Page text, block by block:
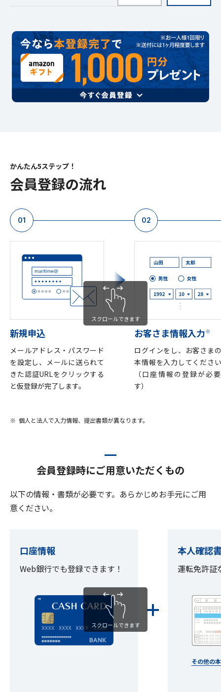
かんたん5ステップ！
会員登録の流れ
01
新規申込
メールアドレス・パスワード
を設定し、メールに送られて
きた認証URLをクリックする
と仮登録が完了します。
02
お客さま情報入力※
ログインをし、お客さま
本情報を入力してくださ
（口座情報の登録が必
す）
スクロールできます
個人と法人で入力情報、提出書類が異なります。
会員登録時にご用意いただくもの
以下の情報・書類が必要です。あらかじめお手元にご用
意ください。
口座情報
Web銀行でも登録できます！
本人確認
運転免許証
その他の
スクロールできます